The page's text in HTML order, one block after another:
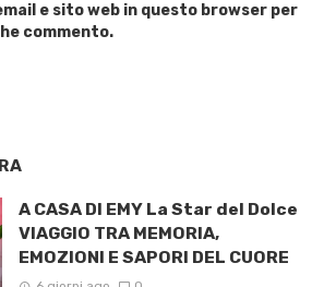
e sito web in questo browser per
commento.
A CASA DI EMY La Star del Dolce
VIAGGIO TRA MEMORIA,
EMOZIONI E SAPORI DEL CUORE